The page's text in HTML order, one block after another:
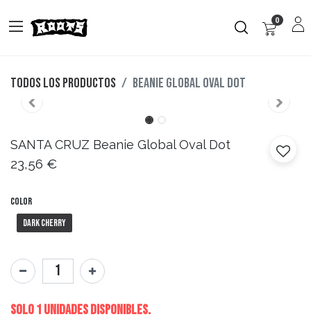
0
Todos los productos Beanie Global Oval Dot
SANTA CRUZ Beanie Global Oval Dot
23,56 €
Color
Dark Cherry
Solo 1 Unidades disponibles.